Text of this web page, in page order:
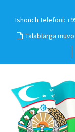
Ishonch telefoni:
Talablarga